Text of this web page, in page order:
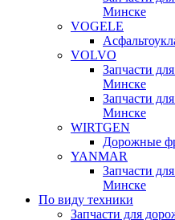
Минске
VOGELE
VOLVO
Запчасти
Минске
Запчасти
Минске
WIRTGEN
Дорожные
YANMAR
Запчасти
Минске
По виду техники
Запчасти для